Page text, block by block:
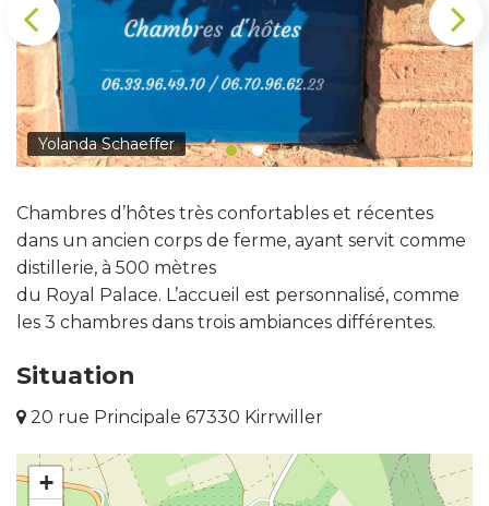
Yolanda Schaeffer
Chambres d’hôtes très confortables et récentes
dans un ancien corps de ferme, ayant servit comme
distillerie, à 500 mètres
du Royal Palace. L’accueil est personnalisé, comme
les 3 chambres dans trois ambiances différentes.
Situation
20 rue Principale 67330 Kirrwiller
+